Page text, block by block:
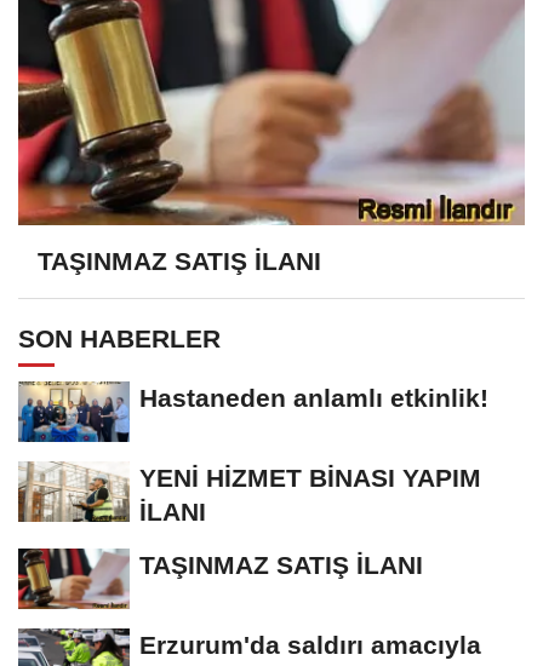
TAŞINMAZ SATIŞ İLANI
SON HABERLER
Hastaneden anlamlı etkinlik!
YENİ HİZMET BİNASI YAPIM
İLANI
TAŞINMAZ SATIŞ İLANI
Erzurum'da saldırı amacıyla